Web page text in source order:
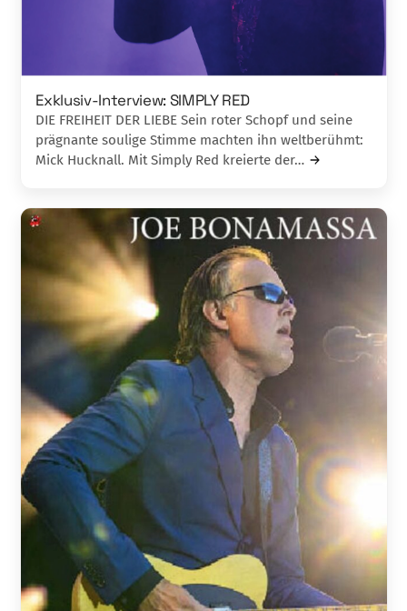
Exklusiv-Interview: SIMPLY RED
DIE FREIHEIT DER LIEBE Sein roter Schopf und seine
prägnante soulige Stimme machten ihn weltberühmt:
Mick Hucknall. Mit Simply Red kreierte der…